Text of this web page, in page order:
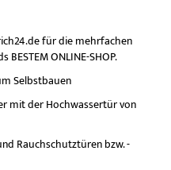
für die mehrfachen
ONLINE-SHOP.
Selbstbauen
mit der Hochwassertür von
Rauchschutztüren bzw. -